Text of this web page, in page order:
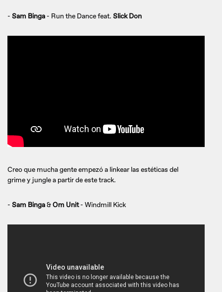
- Sam Binga - Run the Dance feat. Slick Don
Creo que mucha gente empezó a linkear las estéticas del
grime y jungle a partir de este track.
- Sam Binga&Om Unit- Windmill Kick